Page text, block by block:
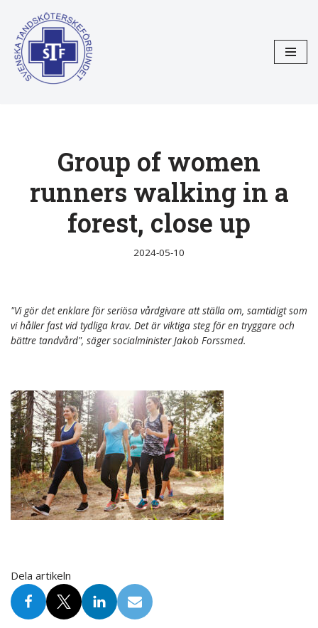
Hoppa
till
innehåll
Group of women
runners walking in a
forest, close up
2024-05-10
"Vi gör det enklare för seriösa vårdgivare att ställa om, samtidigt som
vi håller fast vid tydliga krav. Det är viktiga steg för en tryggare och
bättre tandvård", säger socialminister Jakob Forssmed.
Dela artikeln